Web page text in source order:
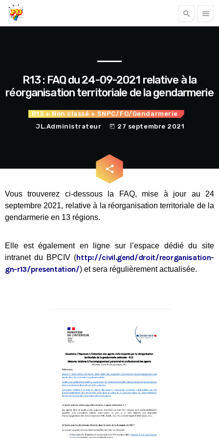
search menu
Accéder
Tous nos journaux
Fiche technique : Nouvelles procédures médicales
R13 : FAQ du 24-09-2021 relative à la
réorganisation territoriale de la gendarmerie
R13 + Non classé + SNPC/FO/Gendarmerie
JL.Administrateur
today 27 septembre 2021
share
email
Vous trouverez ci-dessous la FAQ, mise à jour au 24
septembre 2021, relative à la réorganisation territoriale de la
gendarmerie en 13 régions.
Elle est également en ligne sur l’espace dédié du site
intranet du BPCIV (http://civil.gend/droit/reorganisation-
gn-r13/presentation/) et sera régulièrement actualisée.